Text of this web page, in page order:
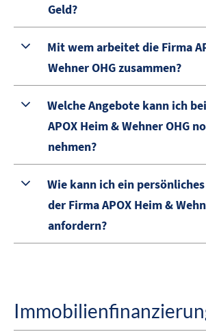
Geld?
Mit wem arbeitet die Firma
Wehner OHG zusammen?
Welche Angebote kann ich
APOX Heim & Wehner OHG
nehmen?
Wie kann ich ein
der Firma APOX Heim &
anfordern?